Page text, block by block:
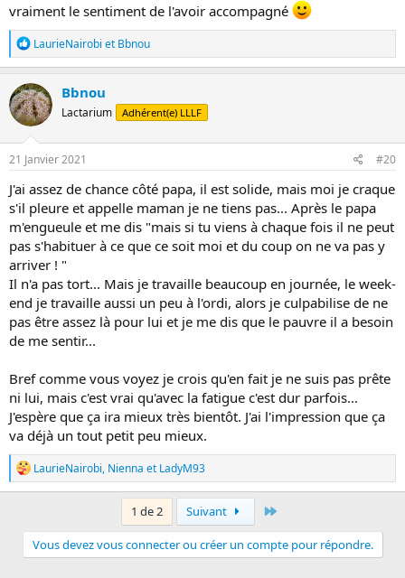
vraiment le sentiment de l'avoir accompagné
R
é
a
c
t
i
o
n
s
LaurieNairobi et Bbnou
Bbnou
Lactarium Adhérent(e) LLLF
21 Janvier 2021 #20
J'ai assez de chance côté papa, il est solide, mais moi je craque
s'il pleure et appelle maman je ne tiens pas... Après le papa
m'engueule et me dis "mais si tu viens à chaque fois il ne peut
pas s'habituer à ce que ce soit moi et du coup on ne va pas y
arriver ! "
Il n'a pas tort... Mais je travaille beaucoup en journée, le week-
end je travaille aussi un peu à l'ordi, alors je culpabilise de ne
pas être assez là pour lui et je me dis que le pauvre il a besoin
de me sentir...
Bref comme vous voyez je crois qu'en fait je ne suis pas prête
ni lui, mais c'est vrai qu'avec la fatigue c'est dur parfois...
J'espère que ça ira mieux très bientôt. J'ai l'impression que ça
va déjà un tout petit peu mieux.
R
é
a
i
o
LaurieNairobi, Nienna et LadyM93
1 de 2 Suivant
Vous devez vous connecter ou créer un compte pour répondre.